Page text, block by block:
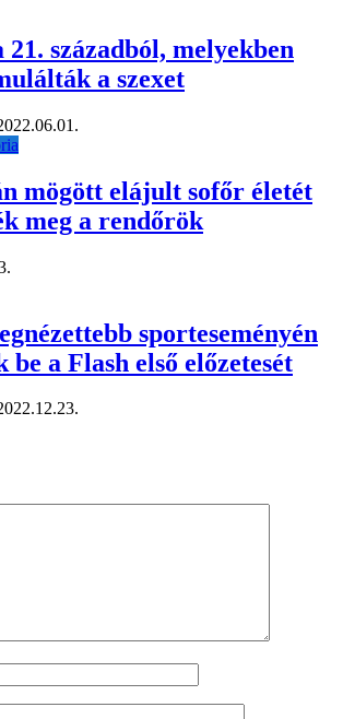
21. századból, melyekben
a szexet
mögött elájult sofőr életét
meg a rendőrök
sporteseményén
a Flash első előzetesét